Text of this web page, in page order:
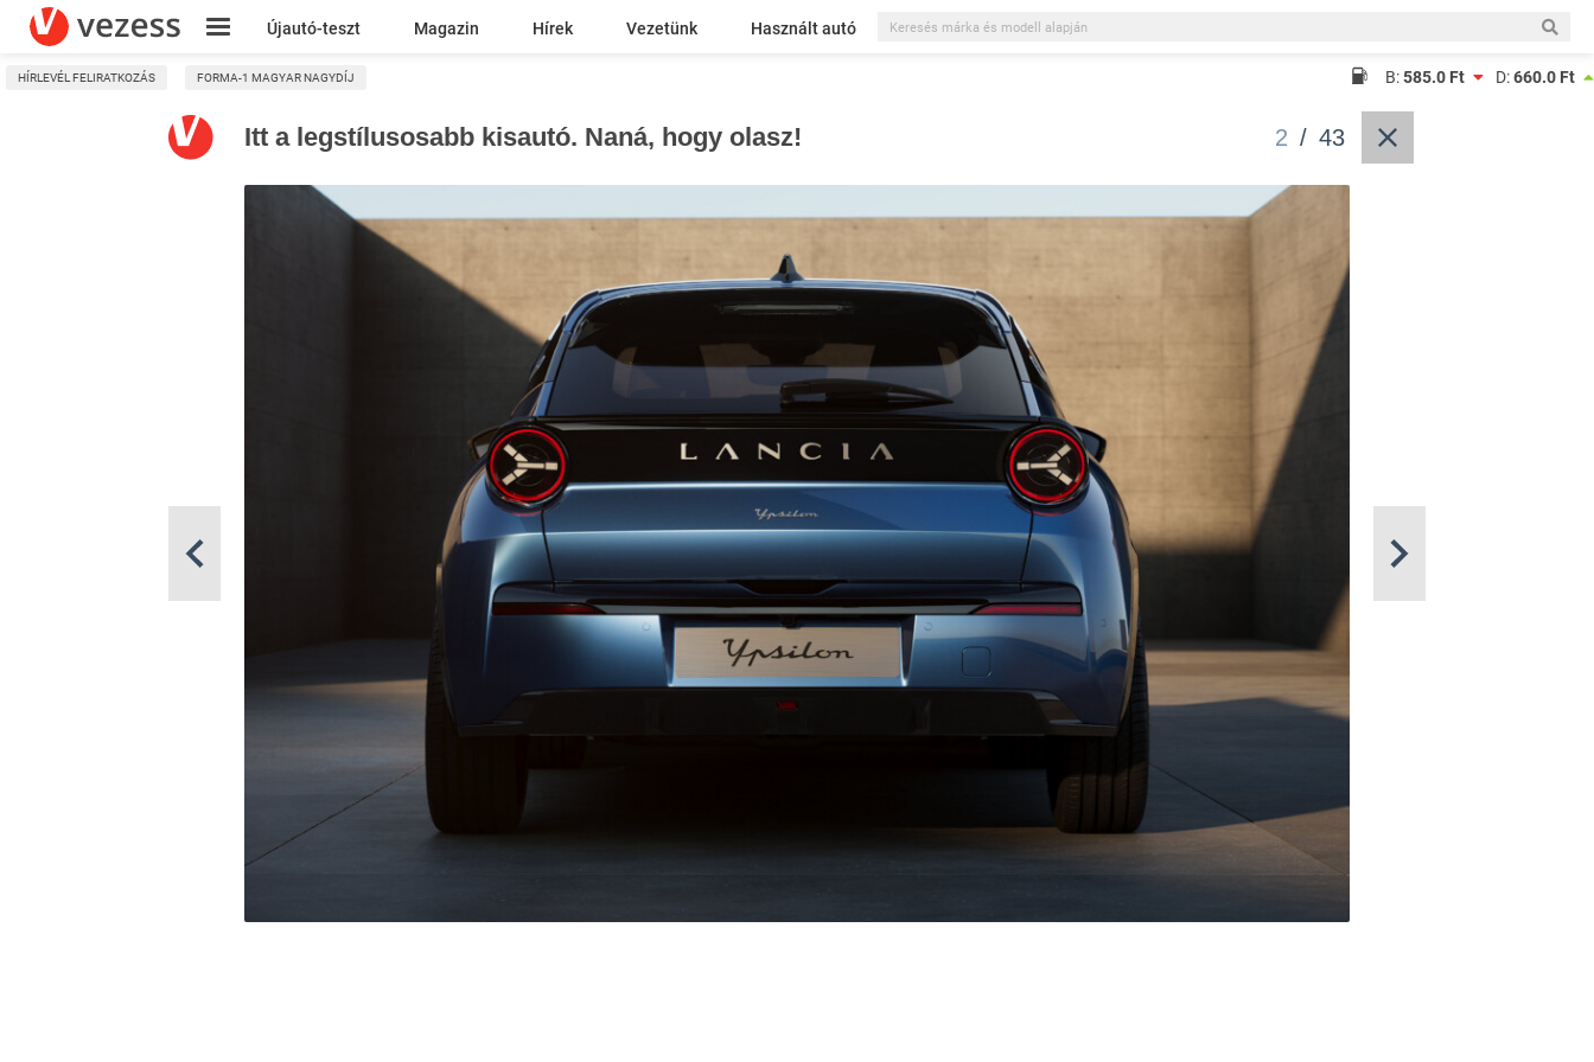
Újautó-teszt Magazin Hírek Vezetünk Használt autó
Kresz
HÍRLEVÉL FELIRATKOZÁS FORMA-1 MAGYAR NAGYDÍJ B:585.0 Ft D:660.0 Ft
Itt a legstílusosabb kisautó. Naná, hogy olasz! 2 / 43